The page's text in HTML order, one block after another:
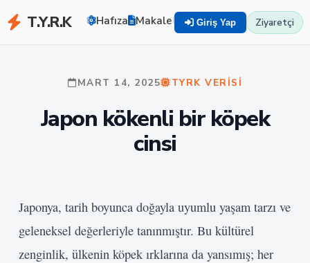
T.Y.R.K Hafıza Makaleler Zekayı Eğit TYRK
Giriş Yap Ziyaretçi
MART 14, 2025 TYRK VERISI
Japon kökenli bir köpek
cinsi
Japonya, tarih boyunca doğayla uyumlu yaşam tarzı ve
geleneksel değerleriyle tanınmıştır. Bu kültürel
zenginlik, ülkenin köpek ırklarına da yansımış; her